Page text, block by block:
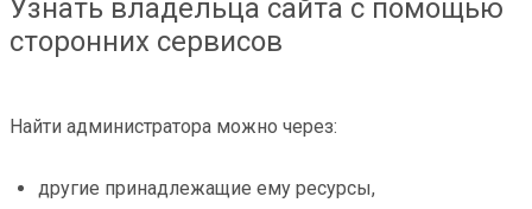
Узнать владельца сайта с помощью
сторонних сервисов
Найти администратора можно через:
другие принадлежащие ему ресурсы,